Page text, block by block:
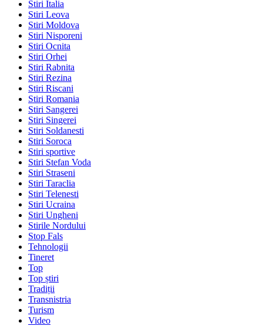
Stiri Italia
Stiri Leova
Stiri Moldova
Stiri Nisporeni
Stiri Ocnita
Stiri Orhei
Stiri Rabnita
Stiri Rezina
Stiri Riscani
Stiri Romania
Stiri Sangerei
Stiri Singerei
Stiri Soldanesti
Stiri Soroca
Stiri sportive
Stiri Stefan Voda
Stiri Straseni
Stiri Taraclia
Stiri Telenesti
Stiri Ucraina
Stiri Ungheni
Stirile Nordului
Stop Fals
Tehnologii
Tineret
Top
Top știri
Tradiții
Transnistria
Turism
Video